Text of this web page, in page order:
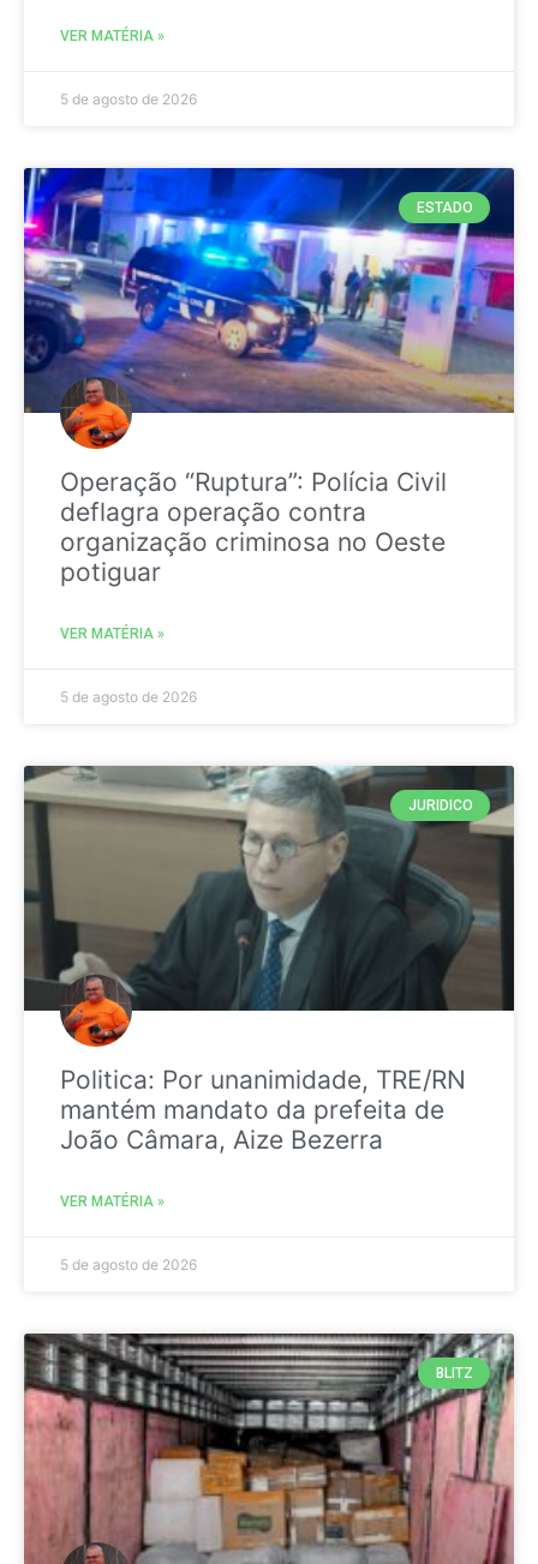
VER MATÉRIA »
5 de agosto de 2026
ESTADO
Operação “Ruptura”: Polícia Civil
deflagra operação contra
organização criminosa no Oeste
potiguar
VER MATÉRIA »
5 de agosto de 2026
JURIDICO
Politica: Por unanimidade, TRE/RN
mantém mandato da prefeita de
João Câmara, Aize Bezerra
VER MATÉRIA »
5 de agosto de 2026
BLITZ